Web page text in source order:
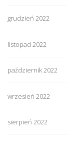
grudzień 2022
listopad 2022
październik 2022
wrzesień 2022
sierpień 2022